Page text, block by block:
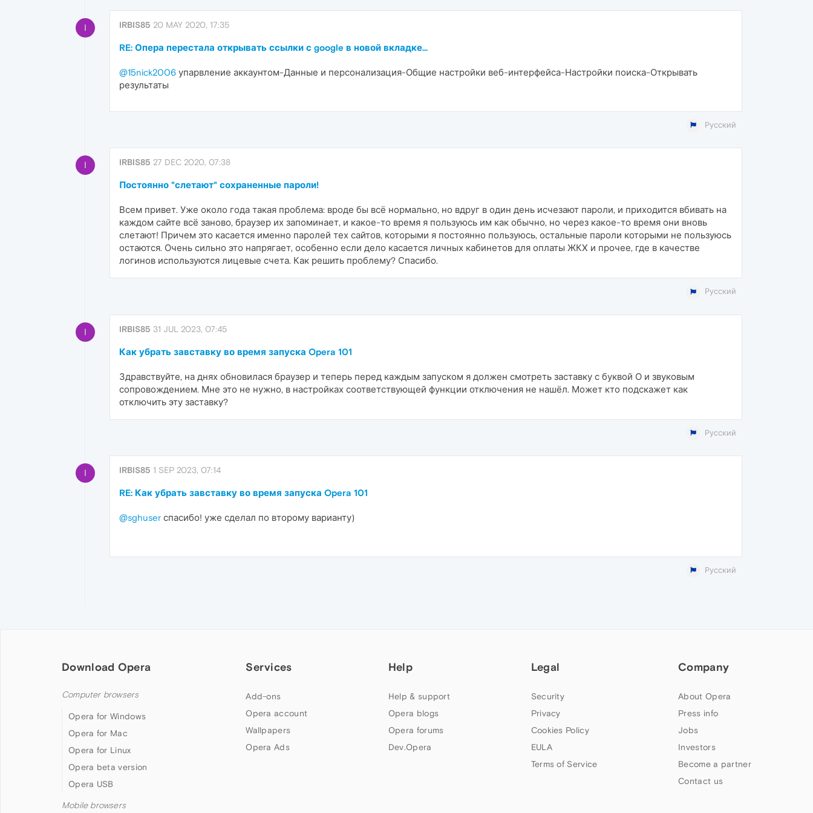
I IRBIS85 20 MAY 2020, 17:35
RE: Опера перестала открывать ссылки с google в новой вкладке...
@15nick2006 упарвление аккаунтом-Данные и персонализация-Общие настройки веб-интерфейса-Настройки поиска-Открывать
результаты
Русский
I IRBIS85 27 DEC 2020, 07:38
Постоянно "слетают" сохраненные пароли!
Всем привет. Уже около года такая проблема: вроде бы всё нормально, но вдруг в один день исчезают пароли, и приходится вбивать на
каждом сайте всё заново, браузер их запоминает, и какое-то время я пользуюсь им как обычно, но через какое-то время они вновь
слетают! Причем это касается именно паролей тех сайтов, которыми я постоянно пользуюсь, остальные пароли которыми не пользуюсь
остаются. Очень сильно это напрягает, особенно если дело касается личных кабинетов для оплаты ЖКХ и прочее, где в качестве
логинов используются лицевые счета. Как решить проблему? Спасибо.
Русский
I IRBIS85 31 JUL 2023, 07:45
Как убрать завставку во время запуска Opera 101
Здравствуйте, на днях обновилася браузер и теперь перед каждым запуском я должен смотреть заставку с буквой О и звуковым
сопровождением. Мне это не нужно, в настройках соответствующей функции отключения не нашёл. Может кто подскажет как
отключить эту заставку?
Русский
I IRBIS85 1 SEP 2023, 07:14
RE: Как убрать завставку во время запуска Opera 101
@sghuser спасибо! уже сделал по второму варианту)
Русский
Download Opera
Computer browsers
Opera for Windows
Opera for Mac
Opera for Linux
Opera beta version
Opera USB
Mobile browsers
Services
Add-ons
Opera account
Wallpapers
Opera Ads
Help
Help & support
Opera blogs
Opera forums
Dev.Opera
Legal
Security
Privacy
Cookies Policy
EULA
Terms of Service
Company
About Opera
Press info
Jobs
Investors
Become a partner
Contact us